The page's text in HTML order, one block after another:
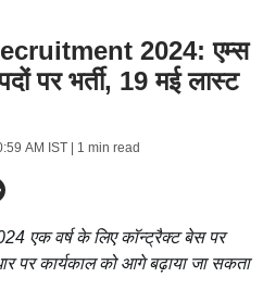
2024: एम्स
पर भर्ती, 19 मई लास्ट
AM IST| 1 min read
एक वर्ष के लिए कॉन्ट्रैक्ट बेस पर
पर कार्यकाल को आगे बढ़ाया जा सकता